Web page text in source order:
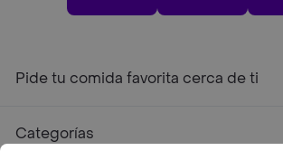
Pide tu comida favorita cerca de ti
Categorías